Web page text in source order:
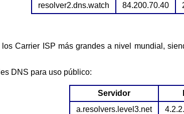
resolver2.dns.watch
84.200.70.40
DNS para uso público:
Servidor
a.resolvers.level3.net